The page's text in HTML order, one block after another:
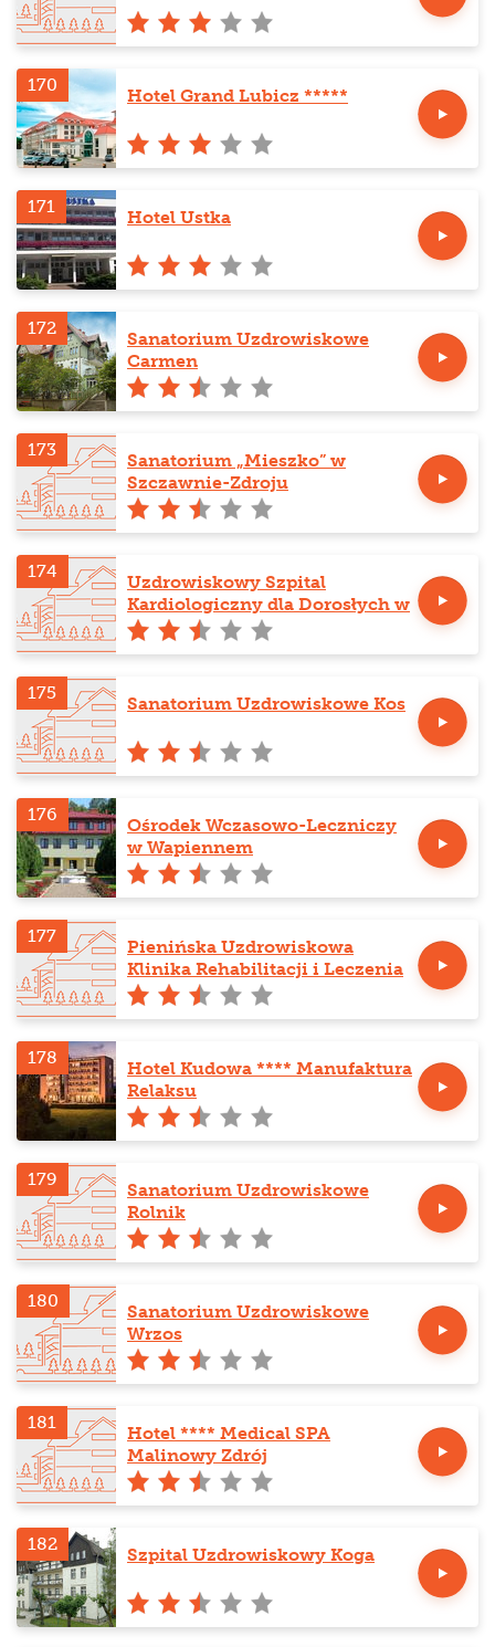
170
Hotel Grand Lubicz *****
171
Hotel Ustka
172
Sanatorium Uzdrowiskowe
Carmen
173
Sanatorium „Mieszko” w
Szczawnie-Zdroju
174
Uzdrowiskowy Szpital
Kardiologiczny dla Dorosłych w
Rabce-Zdroju
175
Sanatorium Uzdrowiskowe Kos
176
Ośrodek Wczasowo-Leczniczy
w Wapiennem
177
Pienińska Uzdrowiskowa
Klinika Rehabilitacji i Leczenia
Bólu
178
Hotel Kudowa **** Manufaktura
Relaksu
179
Sanatorium Uzdrowiskowe
Rolnik
180
Sanatorium Uzdrowiskowe
Wrzos
181
Hotel **** Medical SPA
Malinowy Zdrój
182
Szpital Uzdrowiskowy Koga